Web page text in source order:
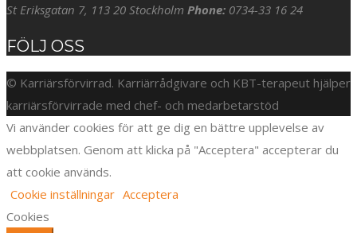
St Eriksgatan 7, 113 20 Stockholm Phone: 0734-33 16 24
FÖLJ OSS
© Karriärsförvirrad. Karriärrådgivare och KBT-terapeut hjälper
karriärsförvirrade med chef- och medarbetarstöd
Vi använder cookies för att ge dig en bättre upplevelse av
webbplatsen. Genom att klicka på "Acceptera" accepterar du
att cookie används.
Cookie inställningar Acceptera
Cookies